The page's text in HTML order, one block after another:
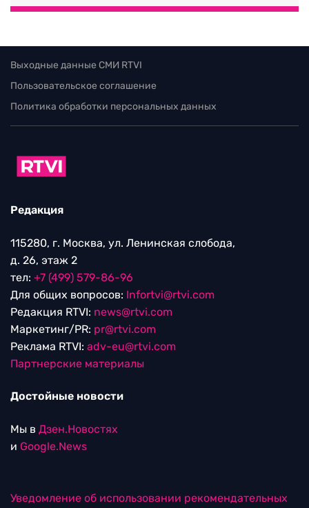
Выходные данные СМИ RTVI
Пользовательское соглашение
Политика обработки персональных данных
Редакция
115280, г. Москва, ул. Ленинская слобода,
д. 26, этаж 2
тел: +7 (499) 579-86-96
Для общих вопросов: Infortvi@rtvi.com
Редакция RTVI: news@rtvi.com
Маркетинг/PR: pr@rtvi.com
Реклама RTVI: adv-eu@rtvi.com
Партнерские материалы
Достойные новости
Мы в Дзен.Новостях
и Google.News
Уведомление об использовании рекомендательных